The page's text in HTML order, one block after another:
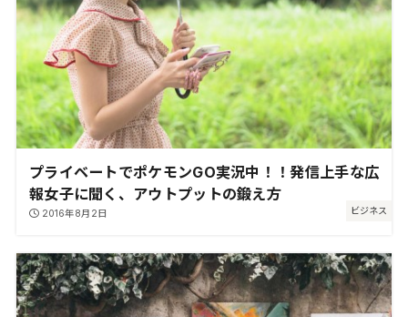
ビジネス
プライベートでポケモンGO実況中！！発信上手な広
報女子に聞く、アウトプットの鍛え方
2016年8月2日